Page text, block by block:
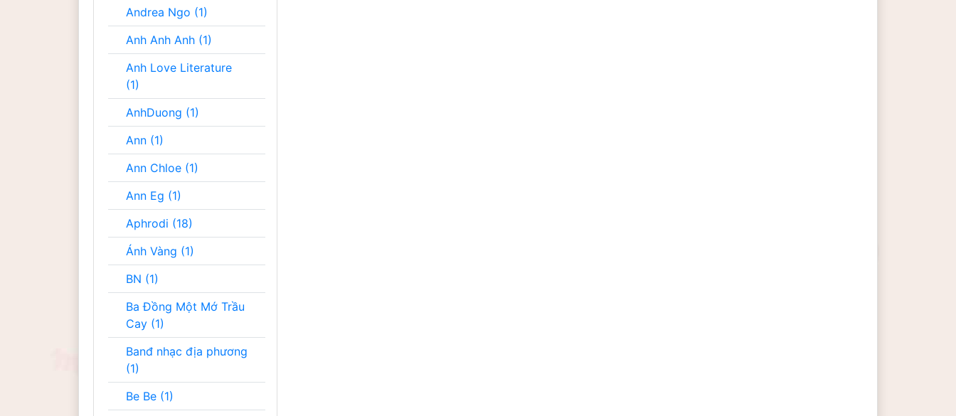
Andrea Ngo (1)
Anh Anh Anh (1)
Anh Love Literature
(1)
AnhDuong (1)
Ann (1)
Ann Chloe (1)
Ann Eg (1)
Aphrodi (18)
Ánh Vàng (1)
BN (1)
Ba Đồng Một Mớ Trầu
Cay (1)
Banđ nhạc địa phương
(1)
Be Be (1)